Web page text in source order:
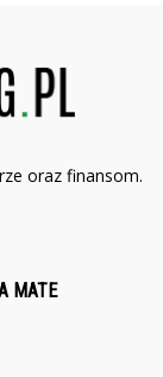
oraz finansom.
MATE